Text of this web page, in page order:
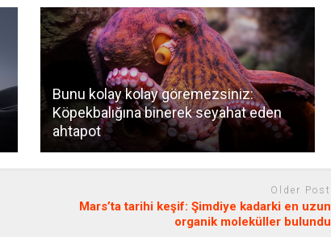
Bunu kolay kolay göremezsiniz:
Köpekbalığına binerek seyahat eden
ahtapot
Older Post
Mars’ta tarihi keşif: Şimdiye kadarki en uzun
organik moleküller bulundu